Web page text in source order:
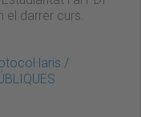
el darrer curs.
/